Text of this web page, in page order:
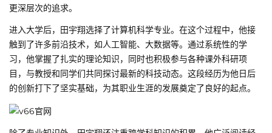
更深层次的追求。
进入大学后，田宇翔选择了计算机科学专业。在这个过程中，他接
触到了许多前沿技术，如人工智能、大数据等。通过系统性的学
习，他掌握了扎实的理论知识，同时也积极参与各种课外科研项
目，与教授和同学们共同探讨最新的科技动态。这段经历为他日后
的创新打下了坚实基础，为其职业生涯的发展奠定了良好的起点。